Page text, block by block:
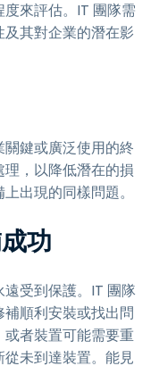
來評估。IT 團隊需
其對企業的潛在影
鍵或廣泛使用的終
，以降低潛在的損
出現的同樣問題。
功
受到保護。IT 團隊
補順利安裝或找出問
者裝置可能需要重
未到達裝置。能見